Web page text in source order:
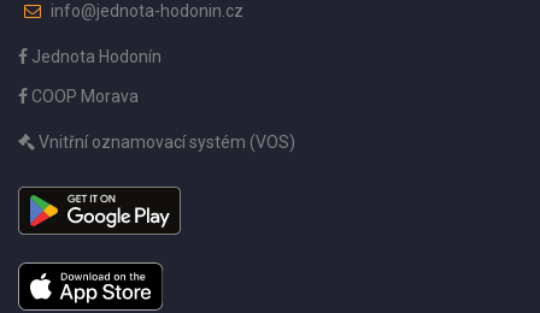
info@jednota-hodonin.cz
Jednota Hodonín
COOP Morava
Vnitřní oznamovací systém (VOS)